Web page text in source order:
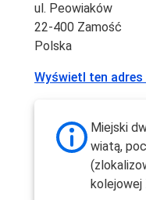
ul. Peowiaków
22-400 Zamość
Polska
Wyświetl ten
Miejski
wiatą,
kolejowej